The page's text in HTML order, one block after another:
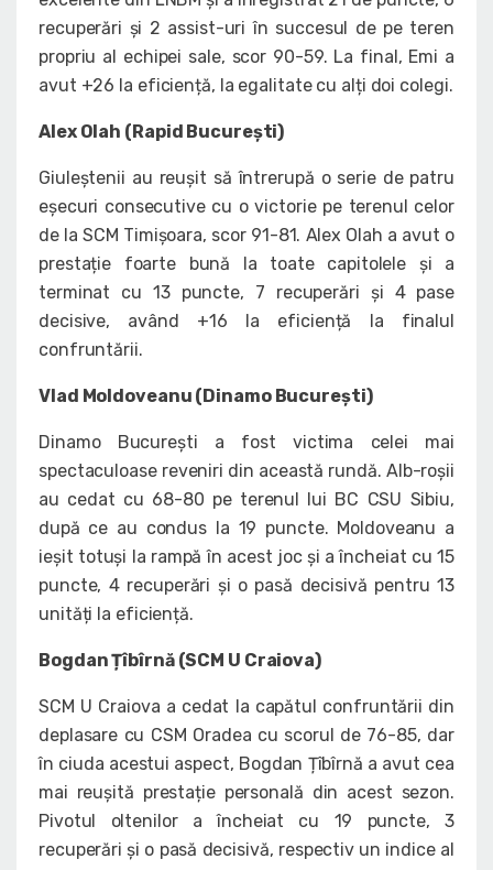
recuperări și 2 assist-uri în succesul de pe teren
propriu al echipei sale, scor 90-59. La final, Emi a
avut +26 la eficiență, la egalitate cu alți doi colegi.
Alex Olah (Rapid București)
Giuleștenii au reușit să întrerupă o serie de patru
eșecuri consecutive cu o victorie pe terenul celor
de la SCM Timișoara, scor 91-81. Alex Olah a avut o
prestație foarte bună la toate capitolele și a
terminat cu 13 puncte, 7 recuperări și 4 pase
decisive, având +16 la eficiență la finalul
confruntării.
Vlad Moldoveanu (Dinamo București)
Dinamo București a fost victima celei mai
spectaculoase reveniri din această rundă. Alb-roșii
au cedat cu 68-80 pe terenul lui BC CSU Sibiu,
după ce au condus la 19 puncte. Moldoveanu a
ieșit totuși la rampă în acest joc și a încheiat cu 15
puncte, 4 recuperări și o pasă decisivă pentru 13
unități la eficiență.
Bogdan Țîbîrnă (SCM U Craiova)
SCM U Craiova a cedat la capătul confruntării din
deplasare cu CSM Oradea cu scorul de 76-85, dar
în ciuda acestui aspect, Bogdan Țîbîrnă a avut cea
mai reușită prestație personală din acest sezon.
Pivotul oltenilor a încheiat cu 19 puncte, 3
recuperări și o pasă decisivă, respectiv un indice al